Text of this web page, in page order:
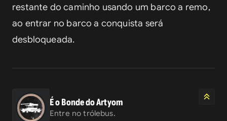
restante do caminho usando um barco a remo,
ao entrar no barco a conquista será
desbloqueada.
É o Bonde do Artyom
Entre no trólebus.